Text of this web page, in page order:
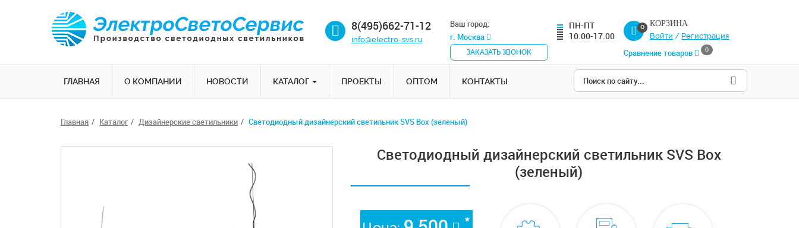
8(495)662-71-12
info@electro-svs.ru
Ваш город:
г. Москва
ЗАКАЗАТЬ ЗВОНОК
ПН-ПТ
10.00-17.00
0
КОРЗИНА
Войти / Регистрация
Сравнение товаров
0
ГЛАВНАЯ О КОМПАНИИ НОВОСТИ КАТАЛОГ ПРОЕКТЫ ОПТОМ КОНТАКТЫ
Главная Каталог Дизайнерские светильники Cветодиодный дизайнерский светильник SVS Box (зеленый)
Cветодиодный дизайнерский светильник SVS Box
(зеленый)